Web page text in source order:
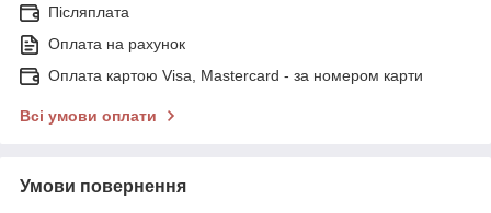
Післяплата
Оплата на рахунок
Оплата картою Visa, Mastercard - за номером карти
Всі умови оплати
Умови повернення